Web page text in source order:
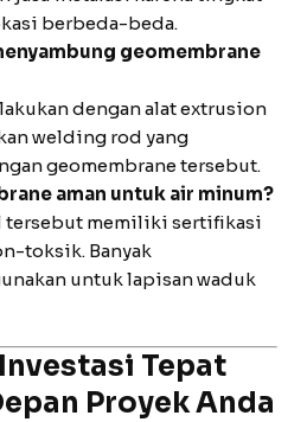
berbeda-beda.
geomembrane
dengan alat extrusion
welding rod yang
geomembrane tersebut.
aman untuk air minum?
tersebut memiliki sertifikasi
toksik. Banyak
untuk lapisan waduk
Tepat
Proyek Anda